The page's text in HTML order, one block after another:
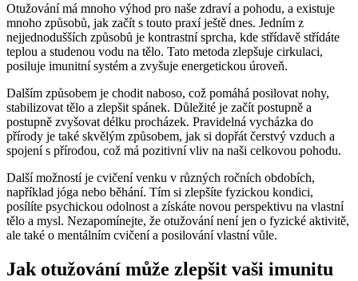
Otužování má mnoho výhod pro naše zdraví a pohodu, a existuje
mnoho způsobů, jak začít s touto praxí ještě dnes. Jedním z
nejjednodušších způsobů je kontrastní sprcha, kde střídavě střídáte
teplou a studenou vodu na tělo. Tato metoda zlepšuje cirkulaci,
posiluje imunitní systém a zvyšuje energetickou úroveň.
Dalším způsobem je chodit naboso, což pomáhá posilovat nohy,
stabilizovat tělo a zlepšit spánek. Důležité je začít postupně a
postupně zvyšovat délku procházek. Pravidelná vycházka do
přírody je také skvělým způsobem, jak si dopřát čerstvý vzduch a
spojení s přírodou, což má pozitivní vliv na naši celkovou pohodu.
Další možností je cvičení venku v různých ročních obdobích,
například jóga nebo běhání. Tím si zlepšíte fyzickou kondici,
posílíte psychickou odolnost a získáte novou perspektivu na vlastní
tělo a mysl. Nezapomínejte, že otužování není jen o fyzické aktivitě,
ale také o mentálním cvičení a posilování vlastní vůle.
Jak otužování může zlepšit vaši imunitu